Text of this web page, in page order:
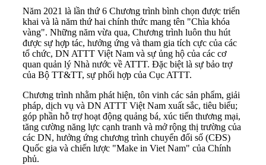
Năm 2021 là lần thứ 6 Chương trình bình chọn được triển
khai và là năm thứ hai chính thức mang tên "Chìa khóa
vàng". Những năm vừa qua, Chương trình luôn thu hút
được sự hợp tác, hưởng ứng và tham gia tích cực của các
tổ chức, DN ATTT Việt Nam và sự ủng hộ của các cơ
quan quản lý Nhà nước về ATTT. Đặc biệt là sự bảo trợ
của Bộ TT&TT, sự phối hợp của Cục ATTT.
Chương trình nhằm phát hiện, tôn vinh các sản phẩm, giải
pháp, dịch vụ và DN ATTT Việt Nam xuất sắc, tiêu biểu;
góp phần hỗ trợ hoạt động quảng bá, xúc tiến thương mại,
tăng cường năng lực cạnh tranh và mở rộng thị trường của
các DN, hưởng ứng chương trình chuyển đổi số (CĐS)
Quốc gia và chiến lược "Make in Viet Nam" của Chính
phủ.